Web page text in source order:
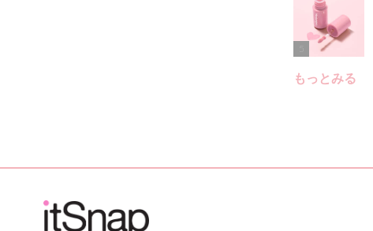
もっとみる